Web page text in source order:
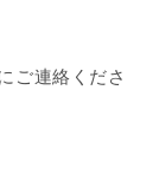
ご連絡くださ